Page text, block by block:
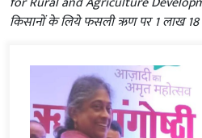
किसानों के लिये फसली ऋण पर 1 लाख